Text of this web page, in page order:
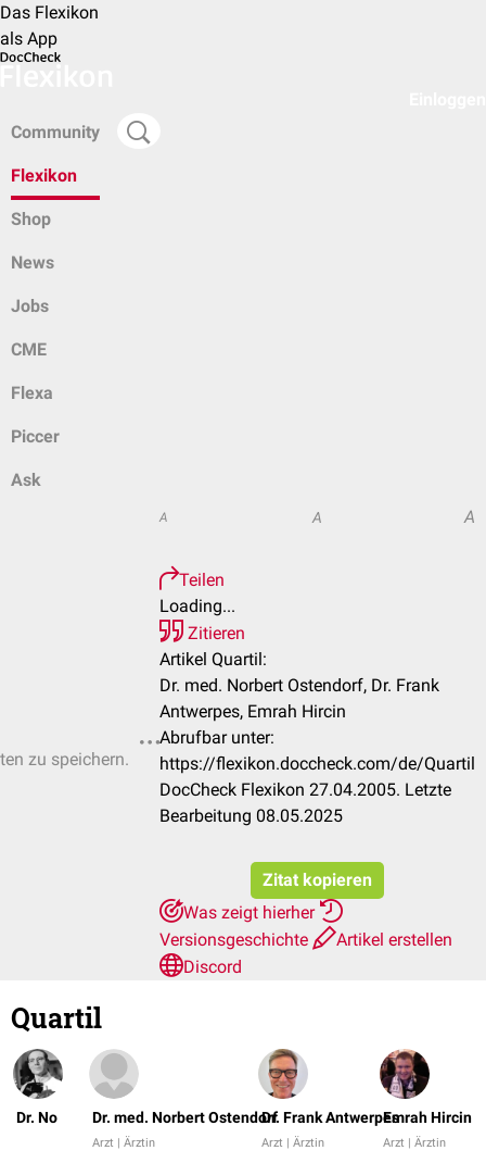
Das Flexikon
als App
Community
Flexikon
Shop
News
Jobs
CME
Flexa
Piccer
Ask
zu speichern.
A A A
Teilen
Loading...
Zitieren
Artikel Quartil:
Dr. med. Norbert Ostendorf, Dr. Frank
Antwerpes, Emrah Hircin
Abrufbar unter:
https://flexikon.doccheck.com/de/Quartil
DocCheck Flexikon 27.04.2005. Letzte
Bearbeitung 08.05.2025
Zitat kopieren
Was zeigt hierher
Versionsgeschichte
Artikel erstellen
Discord
Quartil
Dr. No Dr. med. Norbert Ostendorf
Arzt | Ärztin
Dr. Frank Antwerpes
Arzt | Ärztin
Emrah Hircin
Arzt | Ärztin